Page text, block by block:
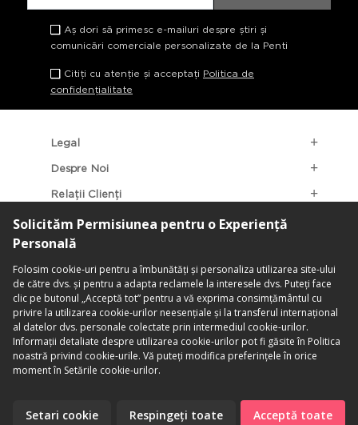
Aș dori să primesc e-mailuri despre știri și
comunicări comerciale personalizate de la Penti
Citiți cu atenție și acceptați Politica de
confidențialitate
Legal
Despre Noi
Relații Clienți
Categorii Populare
Localizarea Magazinelor
contact@penti.com.ro
©PENTİ. Toate Drepturile Rezervate. Termeni & Condiții
Politica De